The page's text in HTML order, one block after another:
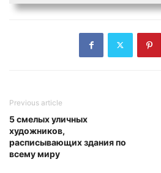
Previous article
5 смелых уличных
художников,
расписывающих здания по
всему миру